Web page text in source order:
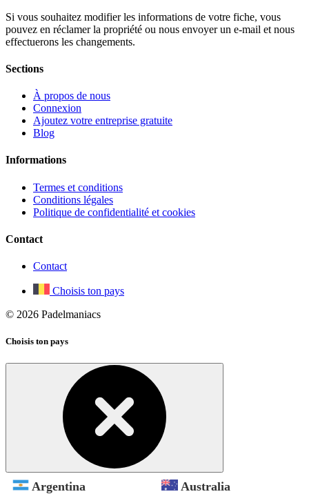
Si vous souhaitez modifier les informations de votre fiche, vous
pouvez en réclamer la propriété ou nous envoyer un e-mail et nous
effectuerons les changements.
Sections
À propos de nous
Connexion
Ajoutez votre entreprise gratuite
Blog
Informations
Termes et conditions
Conditions légales
Politique de confidentialité et cookies
Contact
Contact
Choisis ton pays
© 2026 Padelmaniacs
Choisis ton pays
Argentina Australia